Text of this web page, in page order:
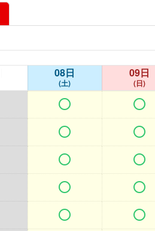
08日
(土)
09日
(日)
 
 
 
 
 